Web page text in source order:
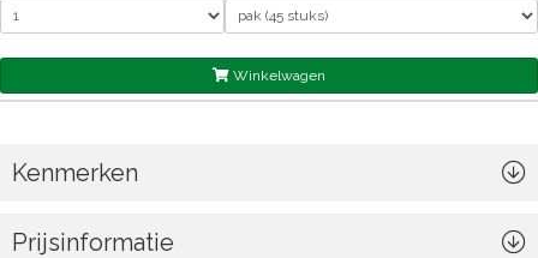
Winkelwagen
Kenmerken
Prijsinformatie